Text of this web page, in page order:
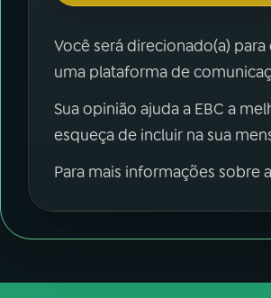
Você será direcionado(a) para
uma plataforma de
Sua opinião ajuda a EBC a
esqueça de incluir na sua
Para mais informações sobre